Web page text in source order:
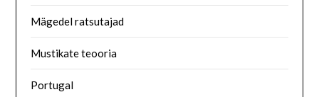
Mägedel ratsutajad
Mustikate teooria
Portugal